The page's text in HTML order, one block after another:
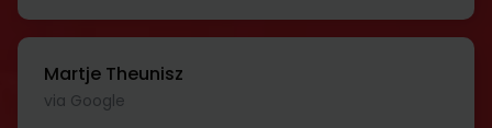
Martje Theunisz
via Google